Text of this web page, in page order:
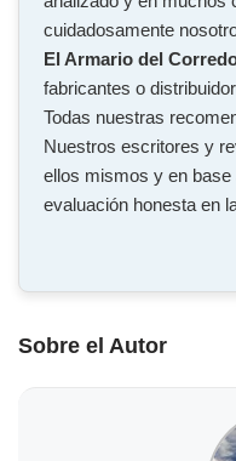
cuidadosamente
El Armario del
fabricantes o
Todas nuestras
Nuestros escritores y
ellos mismos y en
evaluación honesta en
Sobre el Autor